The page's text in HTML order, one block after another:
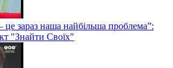
це зараз наша найбільша проблема”:
"Знайти Своїх"